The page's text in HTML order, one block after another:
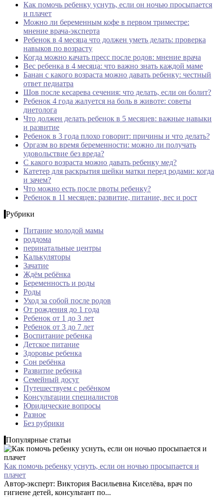
Как помочь ребенку уснуть, если он ночью просыпается
и плачет
Можно ли беременным кофе в первом триместре:
мнение врача-эксперта
Ребенок в 4 месяца что должен уметь делать: проверка
навыков по возрасту
Когда можно качать пресс после родов: мнение врача
Вес ребенка в 4 месяца: что важно знать каждой маме
Банан с какого возраста можно давать ребенку: честный
ответ педиатра
Шов после кесарева сечения: что делать, если он болит?
Ребенок 4 года жалуется на боль в животе: советы
диетолога
Что должен делать ребенок в 5 месяцев: важные навыки
и развитие
Ребенок в 3 года плохо говорит: причины и что делать?
Оргазм во время беременности: можно ли получать
удовольствие без вреда?
С какого возраста можно давать ребенку мед?
Катетер для раскрытия шейки матки перед родами: когда
и зачем?
Что можно есть после рвоты ребенку?
Ребенок в 11 месяцев: развитие, питание, вес и рост
Рубрики
Питание молодой мамы
роддома
перинатальные центры
Калькуляторы
Зачатие
Ждём ребёнка
Беременность и роды
Роды
Уход за собой после родов
От рождения до 1 года
Ребенок от 1 до 3 лет
Ребенок от 3 до 7 лет
Воспитание ребенка
Детское питание
Здоровье ребенка
Сон ребёнка
Развитие ребенка
Семейный досуг
Путешествуем с ребёнком
Консультации специалистов
Юридические вопросы
Разное
Без рубрики
Популярные статьи
Как помочь ребенку уснуть, если он ночью просыпается и
плачет
Автор-эксперт: Виктория Васильевна Киселёва, врач по
гигиене детей, консультант по...